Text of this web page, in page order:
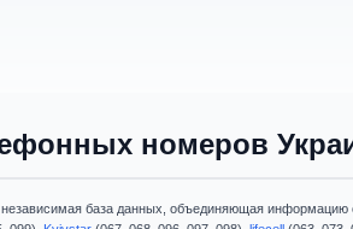
номеров
база данных, объединяющая информацию